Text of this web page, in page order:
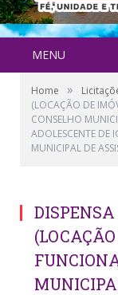
MENU
Home »
(LOCAÇÃO DE
CONSELHO
ADOLESCENTE DE
MUNICIPAL DE